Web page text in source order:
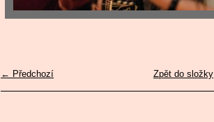
← Předchozí Zpět do složky